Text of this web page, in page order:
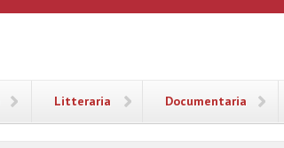
Litteraria Documentaria